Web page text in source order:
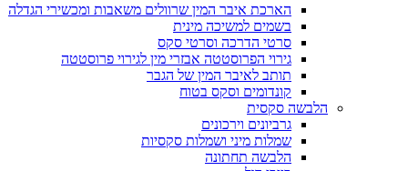
הארכת איבר המין שרוולים משאבות ומכשירי הגדלה
בשמים למשיכה מינית
סרטי הדרכה וסרטי סקס
גירוי הפרוסטטה אבזרי מין לגירוי פרוסטטה
תותב לאיבר המין של הגבר
קונדומים וסקס בטוח
הלבשה סקסית
גרביונים וירכונים
שמלות מיני ושמלות סקסיות
הלבשה תחתונה